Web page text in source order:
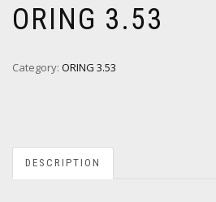
ORING 3.53
Category: ORING 3.53
DESCRIPTION